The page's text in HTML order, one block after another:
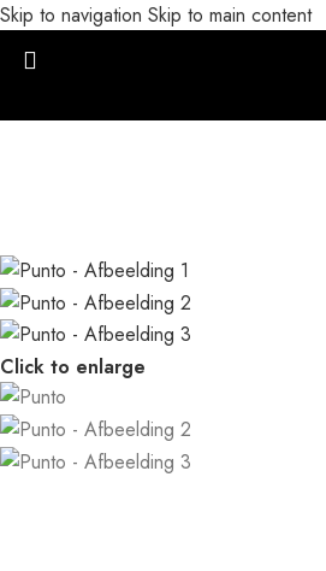
Skip to navigation Skip to main content
Click to enlarge